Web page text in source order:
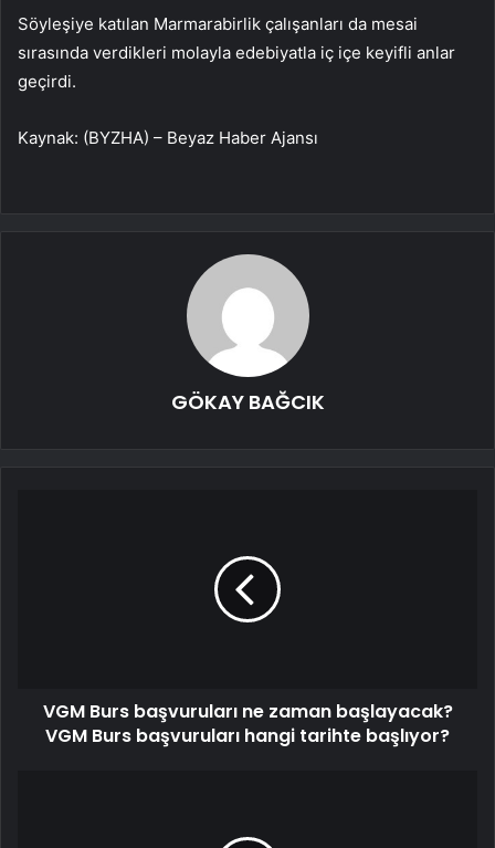
Söyleşiye katılan Marmarabirlik çalışanları da mesai
sırasında verdikleri molayla edebiyatla iç içe keyifli anlar
geçirdi.
Kaynak: (BYZHA) – Beyaz Haber Ajansı
GÖKAY BAĞCIK
VGM Burs başvuruları ne zaman başlayacak?
VGM Burs başvuruları hangi tarihte başlıyor?